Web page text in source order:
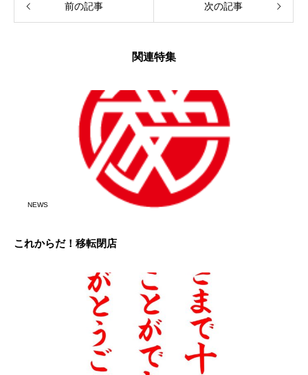
前の記事 次の記事
関連特集
NEWS
これからだ！移転閉店